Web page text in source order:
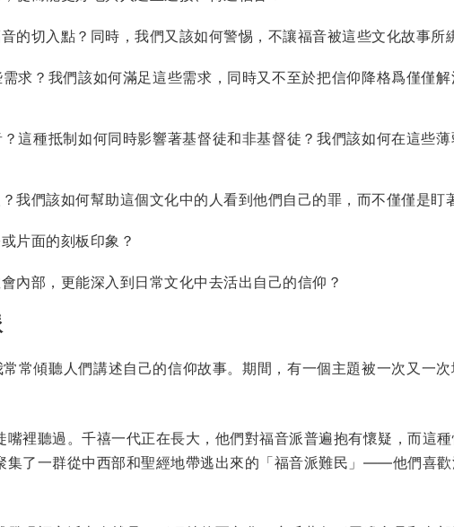
的切入點？同時，我們又該如何警惕，不讓福音被這些文化故事所
求？我們該如何滿足這些需求，同時又不至於把信仰降格爲僅僅
這種抵制如何同時影響著基督徒和非基督徒？我們該如何在這些
我們該如何幫助這個文化中的人看到他們自己的罪，而不僅僅是盯
片面的刻板印象？
內部，更能深入到日常文化中去活出自己的信仰？
常傾聽人們講述自己的信仰故事。期間，有一個主題被一次又一
裡聽過。千禧一代正在長大，他們對福音派普遍抱有懷疑，而這
集了一群從中西部和聖經地帶逃出來的「福音派難民」——他們喜